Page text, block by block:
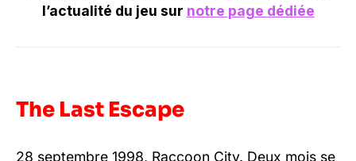
l’actualité du jeu sur notre page dédiée
The Last Escape
28 septembre 1998, Raccoon City. Deux mois se